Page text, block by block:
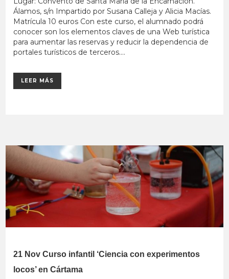
Álamos, s/n Impartido por Susana Calleja y Alicia Macías.
Matrícula 10 euros Con este curso, el alumnado podrá
conocer son los elementos claves de una Web turística
para aumentar las reservas y reducir la dependencia de
portales turísticos de terceros....
LEER MÁS
21 Nov Curso infantil ‘Ciencia con experimentos
locos’ en Cártama